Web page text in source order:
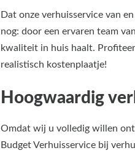
Dat onze verhuisservice van
nog: door een ervaren team
kwaliteit in huis haalt.
realistisch kostenplaatje!
Hoogwaardig
Omdat wij u volledig willen
Budget Verhuisservice bij